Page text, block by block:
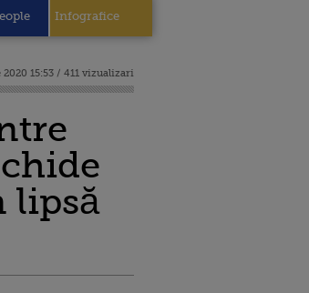
Infografice
2020 15:53 / 411 vizualizari
lipsă